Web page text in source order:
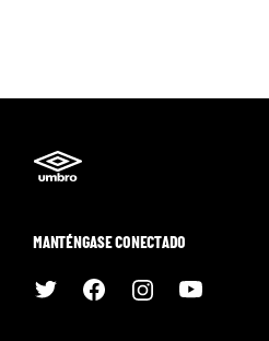
MANTÉNGASE CONECTADO